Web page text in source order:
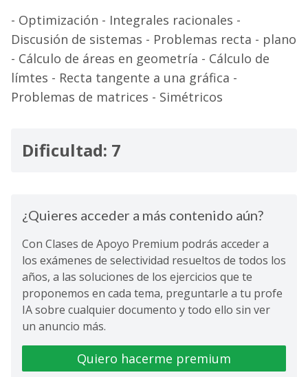
- Optimización - Integrales racionales -
Discusión de sistemas - Problemas recta - plano
- Cálculo de áreas en geometría - Cálculo de
límtes - Recta tangente a una gráfica -
Problemas de matrices - Simétricos
Dificultad: 7
¿Quieres acceder a más contenido aún?
Con Clases de Apoyo Premium podrás acceder a
los exámenes de selectividad resueltos de todos los
años, a las soluciones de los ejercicios que te
proponemos en cada tema, preguntarle a tu profe
IA sobre cualquier documento y todo ello sin ver
un anuncio más.
Quiero hacerme premium